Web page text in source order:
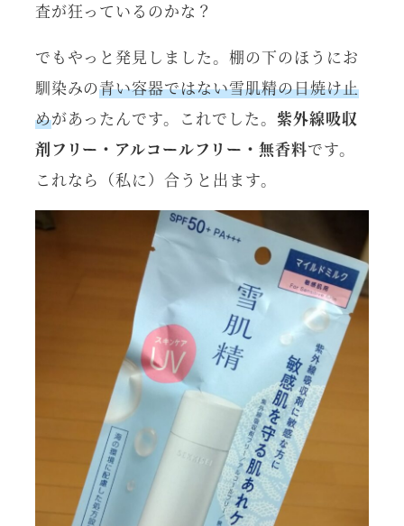
査が狂っているのかな？
でもやっと発見しました。棚の下のほうにお
馴染みの青い容器ではない雪肌精の日焼け止
めがあったんです。これでした。 紫外線吸収
剤フリー・アルコールフリー・無香料です。
これなら（私に）合うと出ます。